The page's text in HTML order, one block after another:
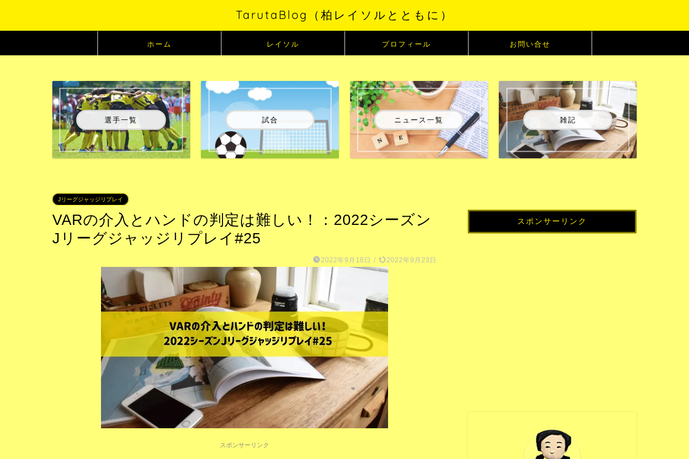
TarutaBlog（柏レイソルとともに）
ホーム レイソル プロフィール お問い合せ
選手一覧 試合 ニュース一覧 雑記
Jリーグジャッジリプレイ
VARの介入とハンドの判定は難しい！：2022シーズン
Jリーグジャッジリプレイ#25
2022年9月18日 / 2022年9月23日
スポンサーリンク
スポンサーリンク